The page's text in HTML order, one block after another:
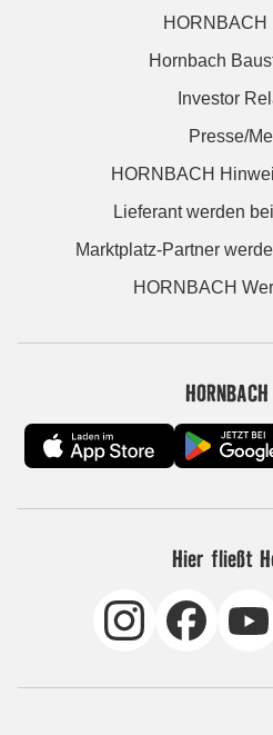
HORNBACH
Hornbach
Investor
Presse/
HORNBACH
Lieferant werden
Marktplatz-Partner
HORNBACH
Hier fließt